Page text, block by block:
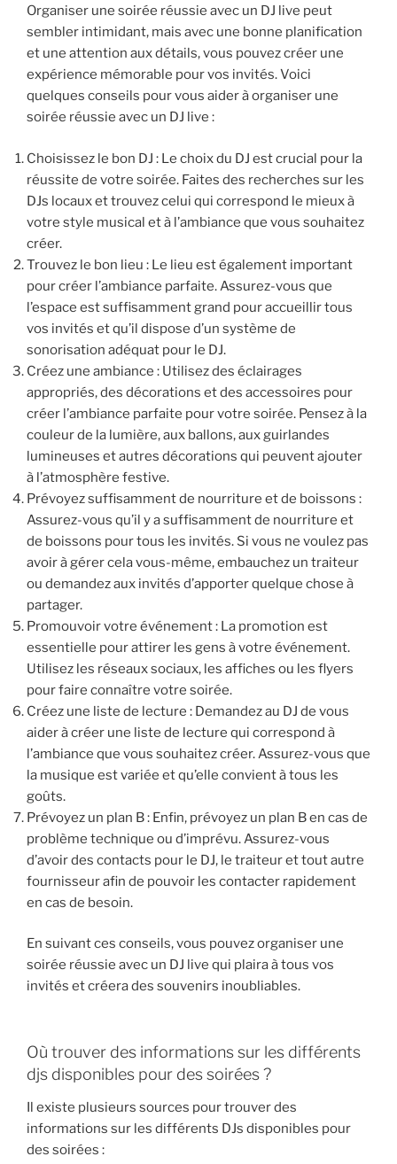
Organiser une soirée réussie avec un DJ live peut
sembler intimidant, mais avec une bonne planification
et une attention aux détails, vous pouvez créer une
expérience mémorable pour vos invités. Voici
quelques conseils pour vous aider à organiser une
soirée réussie avec un DJ live :
Choisissez le bon DJ : Le choix du DJ est crucial pour la
réussite de votre soirée. Faites des recherches sur les
DJs locaux et trouvez celui qui correspond le mieux à
votre style musical et à l’ambiance que vous souhaitez
créer.
Trouvez le bon lieu : Le lieu est également important
pour créer l’ambiance parfaite. Assurez-vous que
l’espace est suffisamment grand pour accueillir tous
vos invités et qu’il dispose d’un système de
sonorisation adéquat pour le DJ.
Créez une ambiance : Utilisez des éclairages
appropriés, des décorations et des accessoires pour
créer l’ambiance parfaite pour votre soirée. Pensez à la
couleur de la lumière, aux ballons, aux guirlandes
lumineuses et autres décorations qui peuvent ajouter
à l’atmosphère festive.
Prévoyez suffisamment de nourriture et de boissons :
Assurez-vous qu’il y a suffisamment de nourriture et
de boissons pour tous les invités. Si vous ne voulez pas
avoir à gérer cela vous-même, embauchez un traiteur
ou demandez aux invités d’apporter quelque chose à
partager.
Promouvoir votre événement : La promotion est
essentielle pour attirer les gens à votre événement.
Utilisez les réseaux sociaux, les affiches ou les flyers
pour faire connaître votre soirée.
Créez une liste de lecture : Demandez au DJ de vous
aider à créer une liste de lecture qui correspond à
l’ambiance que vous souhaitez créer. Assurez-vous que
la musique est variée et qu’elle convient à tous les
goûts.
Prévoyez un plan B : Enfin, prévoyez un plan B en cas de
problème technique ou d’imprévu. Assurez-vous
d’avoir des contacts pour le DJ, le traiteur et tout autre
fournisseur afin de pouvoir les contacter rapidement
en cas de besoin.
En suivant ces conseils, vous pouvez organiser une
soirée réussie avec un DJ live qui plaira à tous vos
invités et créera des souvenirs inoubliables.
Où trouver des informations sur les différents
djs disponibles pour des soirées ?
Il existe plusieurs sources pour trouver des
informations sur les différents DJs disponibles pour
des soirées :